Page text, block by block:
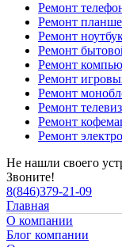
Ремонт
Ремонт
Ремонт
Ремонт
Ремонт
Ремонт
Ремонт
Ремонт
Ремонт
Ремонт
Не нашли своего
Звоните!
8(846)379-21-09
Главная
О компании
Блог компании